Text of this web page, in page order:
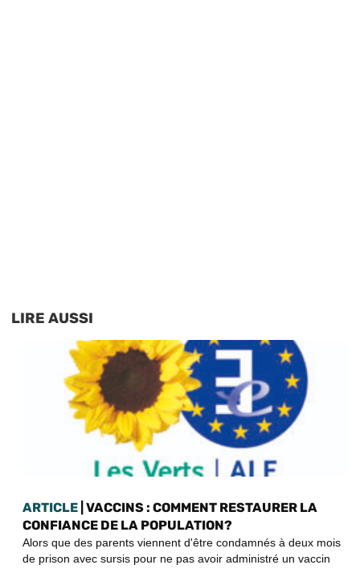
LIRE AUSSI
ARTICLE | VACCINS : COMMENT RESTAURER LA
CONFIANCE DE LA POPULATION?
Alors que des parents viennent d'être condamnés à deux mois
de prison avec sursis pour ne pas avoir administré un vaccin